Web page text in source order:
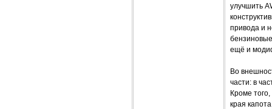
улучшить
привода и
ещё и
Во
части: в
Кроме
края